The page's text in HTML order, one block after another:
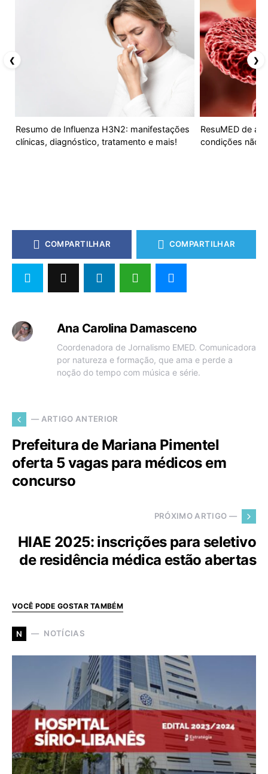
Resumo de Influenza H3N2: manifestações
clínicas, diagnóstico, tratamento e mais!
ResuMED de
condições não
❮ ❯
COMPARTILHAR COMPARTILHAR
Ana Carolina Damasceno
Coordenadora de Jornalismo EMED. Comunicadora
por natureza e formação, que ama e perde a
noção do tempo com música e série.
— ARTIGO ANTERIOR
Prefeitura de Mariana Pimentel
oferta 5 vagas para médicos em
concurso
PRÓXIMO ARTIGO —
HIAE 2025: inscrições para seletivo
de residência médica estão abertas
VOCÊ PODE GOSTAR TAMBÉM
N NOTÍCIAS